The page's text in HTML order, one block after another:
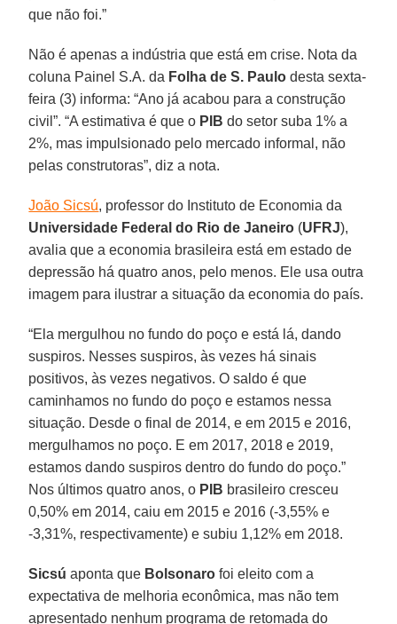
que não foi.”
Não é apenas a indústria que está em crise. Nota da
coluna Painel S.A. da Folha de S. Paulo desta sexta-
feira (3) informa: “Ano já acabou para a construção
civil”. “A estimativa é que o PIB do setor suba 1% a
2%, mas impulsionado pelo mercado informal, não
pelas construtoras”, diz a nota.
João Sicsú, professor do Instituto de Economia da
Universidade Federal do Rio de Janeiro (UFRJ),
avalia que a economia brasileira está em estado de
depressão há quatro anos, pelo menos. Ele usa outra
imagem para ilustrar a situação da economia do país.
“Ela mergulhou no fundo do poço e está lá, dando
suspiros. Nesses suspiros, às vezes há sinais
positivos, às vezes negativos. O saldo é que
caminhamos no fundo do poço e estamos nessa
situação. Desde o final de 2014, e em 2015 e 2016,
mergulhamos no poço. E em 2017, 2018 e 2019,
estamos dando suspiros dentro do fundo do poço.”
Nos últimos quatro anos, o PIB brasileiro cresceu
0,50% em 2014, caiu em 2015 e 2016 (-3,55% e
-3,31%, respectivamente) e subiu 1,12% em 2018.
Sicsú aponta que Bolsonaro foi eleito com a
expectativa de melhoria econômica, mas não tem
apresentado nenhum programa de retomada do